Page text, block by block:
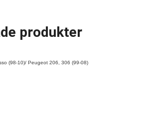
produkter